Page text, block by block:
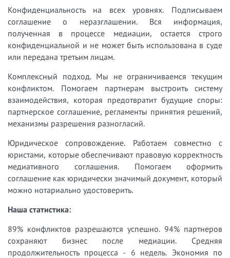
Конфиденциальность на всех уровнях. Подписываем
соглашение о неразглашении. Вся информация,
полученная в процессе медиации, остается строго
конфиденциальной и не может быть использована в суде
или передана третьим лицам.
Комплексный подход. Мы не ограничиваемся текущим
конфликтом. Помогаем партнерам выстроить систему
взаимодействия, которая предотвратит будущие споры:
партнерское соглашение, регламенты принятия решений,
механизмы разрешения разногласий.
Юридическое сопровождение. Работаем совместно с
юристами, которые обеспечивают правовую корректность
медиативного соглашения. Помогаем оформить
соглашение как юридически значимый документ, который
можно нотариально удостоверить.
Наша статистика:
89% конфликтов разрешаются успешно. 94% партнеров
сохраняют бизнес после медиации. Средняя
продолжительность процесса - 6 недель. Экономия по